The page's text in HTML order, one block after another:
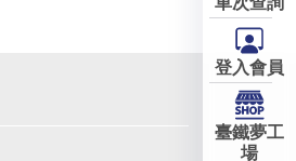
登入會員
臺鐵夢工
場